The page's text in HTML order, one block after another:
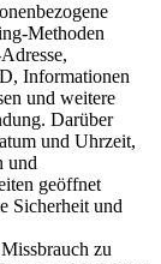
Methoden
Informationen
und weitere
Darüber
und Uhrzeit,
und
geöffnet
Sicherheit und
zu